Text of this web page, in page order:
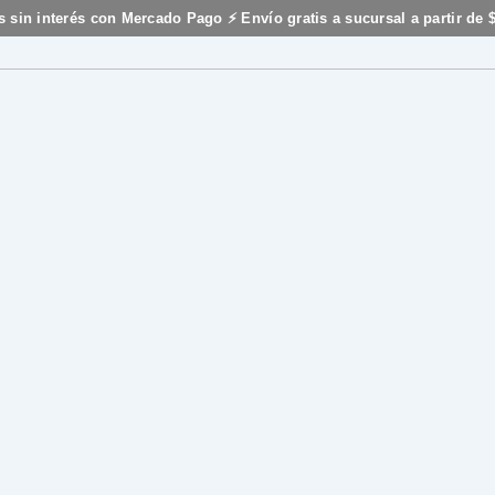
sin interés con Mercado Pago ⚡ Envío gratis a sucursal a partir de